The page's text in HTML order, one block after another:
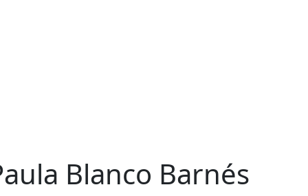
Blanco Barnés